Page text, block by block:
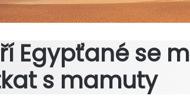
Egypťané se
s mamuty